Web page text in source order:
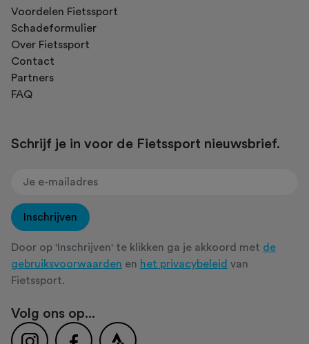
Voordelen Fietssport
Schadeformulier
Over Fietssport
Contact
Partners
FAQ
Schrijf je in voor de Fietssport nieuwsbrief.
Inschrijven
Door op 'Inschrijven' te klikken ga je akkoord met de
gebruiksvoorwaarden en het privacybeleid van
Fietssport.
Volg ons op...